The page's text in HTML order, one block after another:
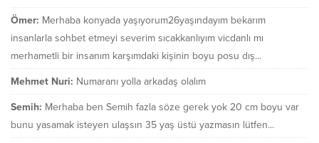
Ömer: Merhaba konyada yaşıyorum26yaşındayım bekarım
insanlarla sohbet etmeyi severim sıcakkanlıyım vicdanlı mı
merhametli bir insanım karşımdaki kişinin boyu posu dış...
Mehmet Nuri: Numaranı yolla arkadaş olalım
Semih: Merhaba ben Semih fazla söze gerek yok 20 cm boyu var
bunu yasamak isteyen ulaşsın 35 yaş üstü yazmasın lütfen...